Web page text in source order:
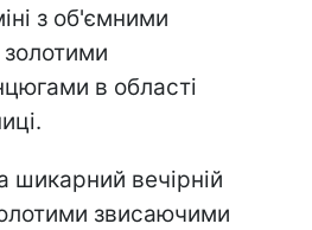
з об'ємними
в області
вечірній
звисаючими